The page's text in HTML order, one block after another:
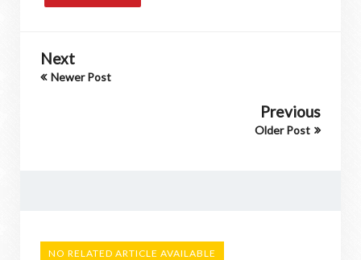
Next
Newer Post
Previous
Older Post
NO RELATED ARTICLE AVAILABLE